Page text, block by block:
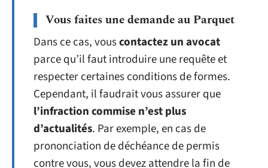
Vous faites une demande au Parquet
Dans ce cas, vouscontactez un avocat
parce qu’il faut introduire une requête et
respecter certaines conditions de formes.
Cependant, il faudrait vous assurer que
l’infraction commise n’est plus
d’actualités. Par exemple, en cas de
prononciation de déchéance de permis
contre vous, vous devez attendre la fin de